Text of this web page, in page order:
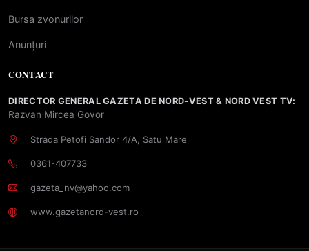
Bursa zvonurilor
Anunțuri
CONTACT
DIRECTOR GENERAL GAZETA DE NORD-VEST & NORD VEST TV:
Razvan Mircea Govor
Strada Petofi Sandor 4/A, Satu Mare
0361-407733
gazeta_nv@yahoo.com
www.gazetanord-vest.ro